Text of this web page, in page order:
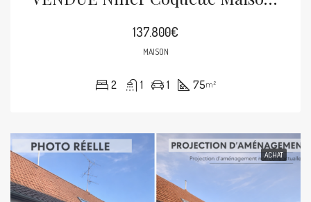
137.800€
MAISON
2 1 1 75m²
ACHAT